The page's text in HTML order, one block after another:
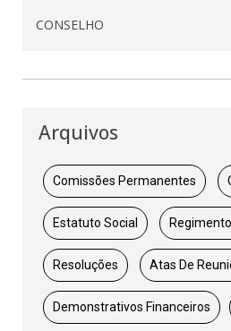
CONSELHO
Arquivos
Comissões Permanentes
Estatuto Social
Resoluções Atas De
Demonstrativos Financeiros